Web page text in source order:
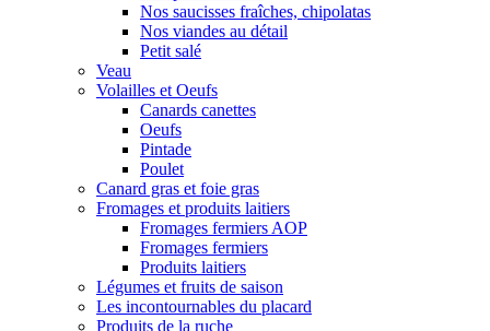
Nos saucisses fraîches, chipolatas
Nos viandes au détail
Petit salé
Veau
Volailles et Oeufs
Canards canettes
Oeufs
Pintade
Poulet
Canard gras et foie gras
Fromages et produits laitiers
Fromages fermiers AOP
Fromages fermiers
Produits laitiers
Légumes et fruits de saison
Les incontournables du placard
Produits de la ruche